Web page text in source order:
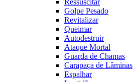
Ressuscitar
Golpe Pesado
Revitalizar
Queimar
Autodestruir
Ataque Mortal
Guarda de Chamas
Carapaça de Lâminas
Espalhar